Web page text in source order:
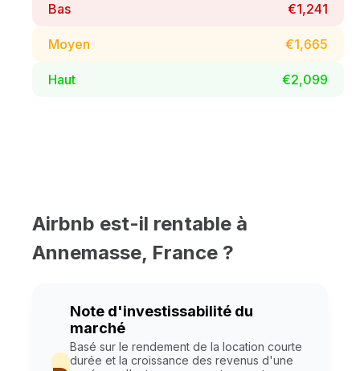
Bas €1,241
Moyen €1,665
Haut €2,099
Airbnb est-il rentable à
Annemasse, France ?
Note d'investissabilité du
marché
Basé sur le rendement de la location courte
durée et la croissance des revenus d'une